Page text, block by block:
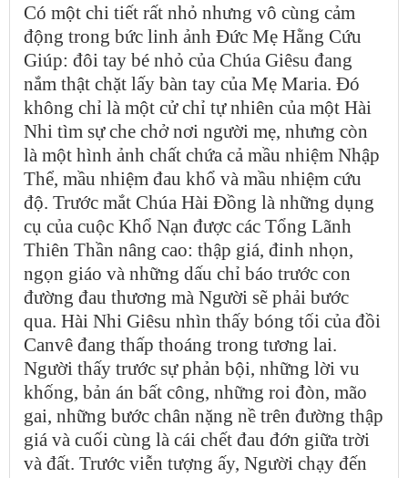
Có một chi tiết rất nhỏ nhưng vô cùng cảm
động trong bức linh ảnh Đức Mẹ Hằng Cứu
Giúp: đôi tay bé nhỏ của Chúa Giêsu đang
nắm thật chặt lấy bàn tay của Mẹ Maria. Đó
không chỉ là một cử chỉ tự nhiên của một Hài
Nhi tìm sự che chở nơi người mẹ, nhưng còn
là một hình ảnh chất chứa cả mầu nhiệm Nhập
Thể, mầu nhiệm đau khổ và mầu nhiệm cứu
độ. Trước mắt Chúa Hài Đồng là những dụng
cụ của cuộc Khổ Nạn được các Tổng Lãnh
Thiên Thần nâng cao: thập giá, đinh nhọn,
ngọn giáo và những dấu chỉ báo trước con
đường đau thương mà Người sẽ phải bước
qua. Hài Nhi Giêsu nhìn thấy bóng tối của đồi
Canvê đang thấp thoáng trong tương lai.
Người thấy trước sự phản bội, những lời vu
khống, bản án bất công, những roi đòn, mão
gai, những bước chân nặng nề trên đường thập
giá và cuối cùng là cái chết đau đớn giữa trời
và đất. Trước viễn tượng ấy, Người chạy đến